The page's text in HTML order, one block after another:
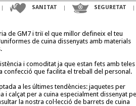
SANITAT SEGURETAT
de GM7 i triï el que millor defineix el teu
de cuina dissenyats amb materials
i comoditat ja que estan fets amb teles
confecció que facilita el treball del personal.
a les últimes tendències: jaquetes per
i calçat per a cuina especialment dissenyat
la nostra col·lecció de barrets de cuina